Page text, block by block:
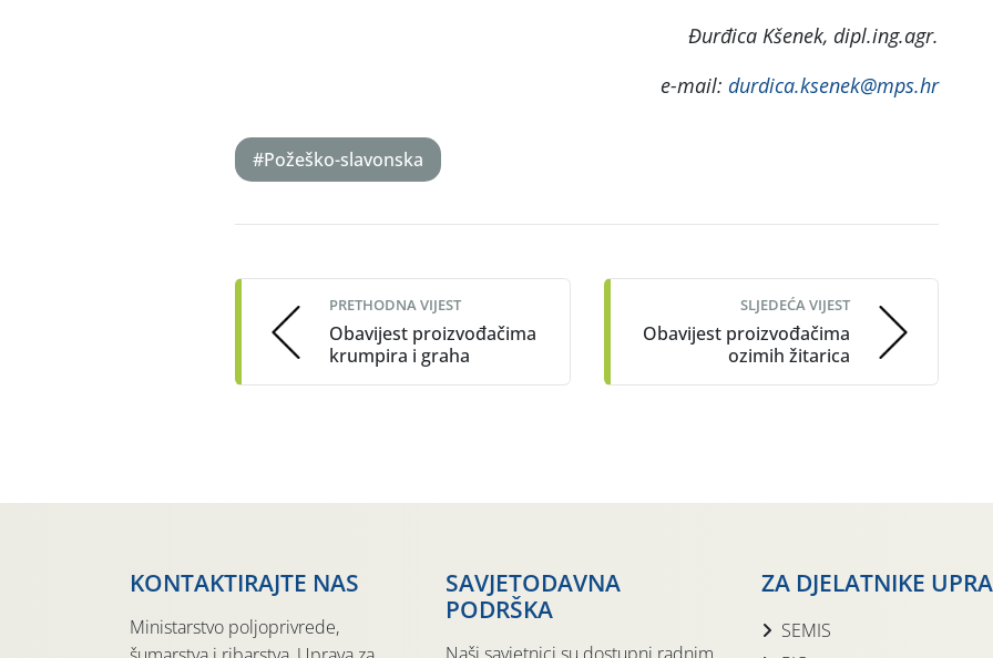
Đurđica Kšenek, dipl.ing.agr.
e-mail: durdica.ksenek@mps.hr
#Požeško-slavonska
navigation
PRETHODNA VIJEST
Obavijest proizvođačima
krumpira i graha
SLJEDEĆA VIJEST
Obavijest proizvođačima
ozimih žitarica
KONTAKTIRAJTE NAS
Ministarstvo poljoprivrede,
SAVJETODAVNA
PODRŠKA
ZA DJELATNIKE
SEMIS